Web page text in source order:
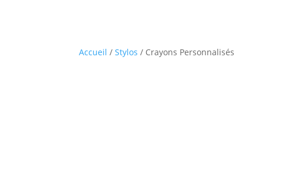
Accueil /Stylos / Crayons Personnalisés